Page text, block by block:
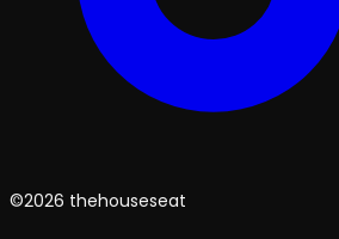
©2026 thehouseseat